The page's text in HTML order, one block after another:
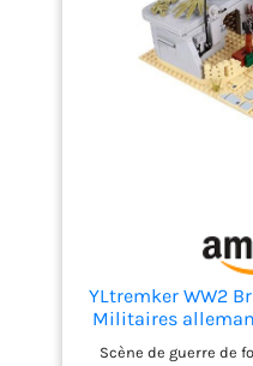
YLtremker WW2
Militaires
de Guerre
Scène de guerre de